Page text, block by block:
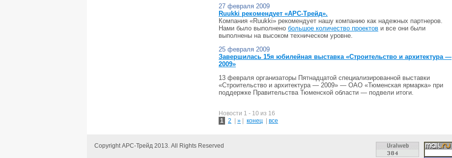
27 февраля 2009
Ruukki рекомендует «АРС-Трейд».
Компания «Ruukki» рекомендует нашу компанию как надежных партнеров.
Нами было выполнено большое количество проектов и все они были
выполнены на высоком техническом уровне.
25 февраля 2009
Завершилась 15я юбилейная выставка «Строительство и архитектура —
2009»
13 февраля организаторы Пятнадцатой специализированной выставки
«Строительство и архитектура — 2009» — ОАО «Тюменская ярмарка» при
поддержке Правительства Тюменской области — подвели итоги.
Новости 1 - 10 из 16
1
2 » конец все
Copyright АРС-Трейд 2013. All Rights Reserved